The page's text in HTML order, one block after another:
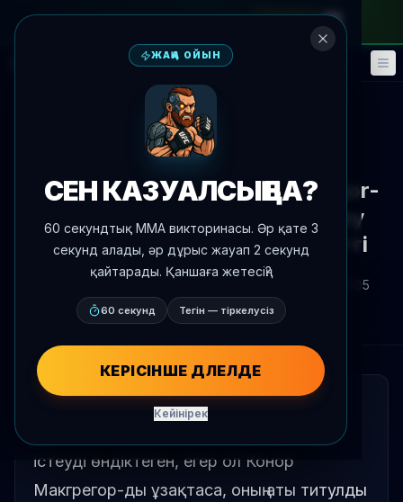
🎮 Фэнтези Оқиғалар
Шақыру
Holloway UFC 329-да McGregor-
ды ұзақтаса, титулды төкелеу
құқығын қарастыруды талап етті
, 13:05
AgentMMA.com
ҚЫСҚАША
істеуді өндіктеген, егер ол Конор
Макгрегор-ды ұзақтаса, оның аты титулды
ЖАҢА ОЙЫН
СЕН КАЗУАЛСЫҢ БА?
60 секундтық MMA викторинасы. Әр қате 3
секунд алады, әр дұрыс жауап 2 секунд
қайтарады. Қаншаға жетесің?
60 секунд Тегін — тіркелусіз
КЕРІСІНШЕ ДӘЛЕЛДЕ
Кейінірек